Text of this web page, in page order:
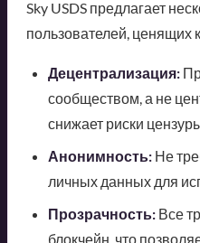
Sky USDS предлагает
пользователей, ценящих
Децентрализация:
сообществом, а не
снижает риски
Анонимность:Не
личных данных для
Прозрачность:Все
блокчейн, что